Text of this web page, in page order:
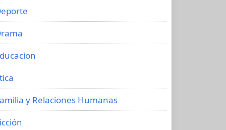
y Relaciones Humanas